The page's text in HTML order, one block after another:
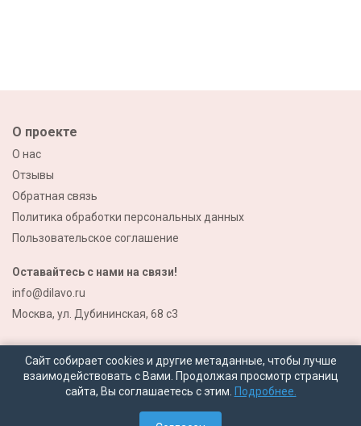
© 2026 Все права защищены
О проекте
О нас
Отзывы
Обратная связь
Политика обработки персональных данных
Пользовательское соглашение
Оставайтесь с нами на связи!
info@dilavo.ru
Москва, ул. Дубининская, 68 с3
Сайт собирает cookies и другие метаданные, чтобы лучше
взаимодействовать с Вами. Продолжая просмотр страниц
сайта, Вы соглашаетесь с этим. Подробнее.